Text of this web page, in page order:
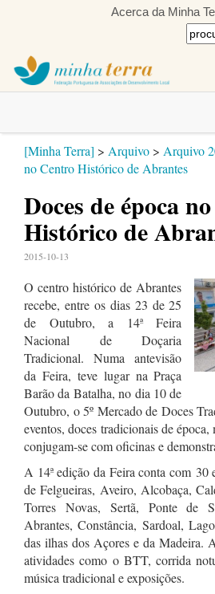
Acerca da Minha
[Minha Terra] > Arquivo > Arquivo
no Centro Histórico de Abrantes
Doces de época
Histórico de
2015-10-13
O centro histórico de Abrantes
recebe, entre os dias 23 de 25
de Outubro, a 14ª Feira
Nacional de Doçaria
Tradicional. Numa antevisão
da Feira, teve lugar na Praça
Barão da Batalha, no dia 10 de
Outubro, o 5º Mercado de Doces
eventos, doces tradicionais de
conjugam-se com oficinas e
A 14ª edição da Feira conta com 30
de Felgueiras, Aveiro, Alcobaça,
Torres Novas, Sertã, Ponte de
Abrantes, Constância, Sardoal,
das ilhas dos Açores e da Madeira.
atividades como o BTT, corrida
música tradicional e exposições.